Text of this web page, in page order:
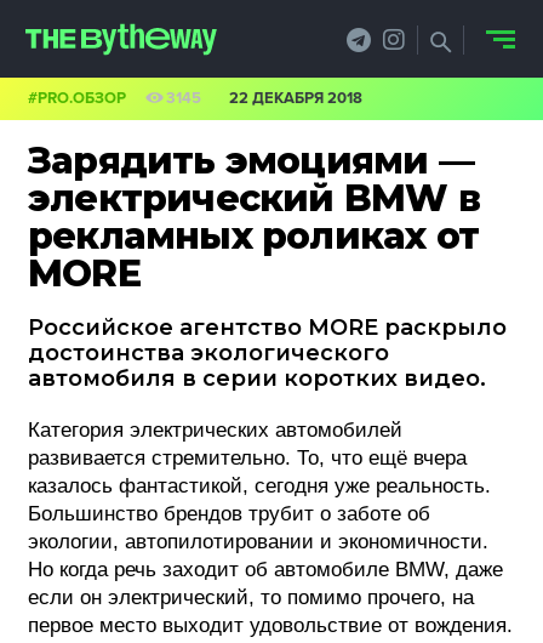
Зарядить эмоциями —
электрический BMW в
рекламных роликах от
MORE
Российское агентство MORE раскрыло
достоинства экологического
автомобиля в серии коротких видео.
#PRO.ОБЗОР 3145 22 ДЕКАБРЯ 2018
Категория электрических автомобилей
развивается стремительно. То, что ещё вчера
казалось фантастикой, сегодня уже реальность.
Большинство брендов трубит о заботе об
экологии, автопилотировании и экономичности.
Но когда речь заходит об автомобиле BMW, даже
если он электрический, то помимо прочего, на
первое место выходит удовольствие от вождения.
PRO.ОБЗОР
КЕЙСЫ
КРЕАТИВА
ТЕХНОЛОГИИ
ФЕСТИВАЛИ
ФОТОГРАФИЯ
ТИПОГРАФИКА